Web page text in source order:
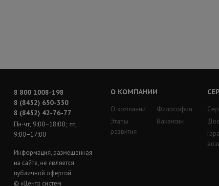
8 800 1008-198
8 (8452) 650-350
8 (8452) 42-76-77
Пн-чт, 9:00−18:00; пт,
9:00−17:00
Информация, размещенная
на сайте, не является
публичной офертой
© «Центр систем
О КОМПАНИИ
О компании
Этапы
развития
Философия
Вакансии